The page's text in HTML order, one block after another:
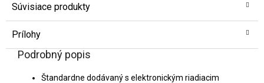
Súvisiace produkty
Prílohy
Podrobný popis
Štandardne dodávaný s elektronickým riadiacim